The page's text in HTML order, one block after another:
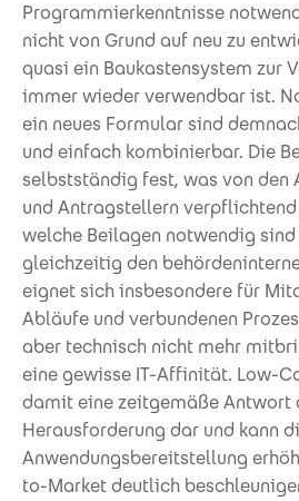
Programmierkenntnisse
nicht von Grund auf neu zu
quasi ein Baukastensystem zur
immer wieder verwendbar ist.
ein neues Formular sind
und einfach kombinierbar. Die
selbstständig fest, was von den
und Antragstellern
welche Beilagen notwendig
gleichzeitig den
eignet sich insbesondere für
Abläufe und verbundenen
aber technisch nicht mehr
eine gewisse IT-Affinität. Low-
damit eine zeitgemäße Antwort
Herausforderung dar und kann
Anwendungsbereitstellung
to-Market deutlich